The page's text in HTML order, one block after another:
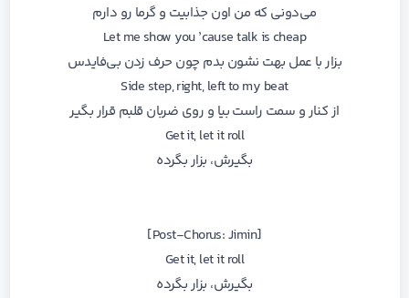
می‌دونی که من اون جذابیت و گرما رو دارم
Let me show you ’cause talk is cheap
بزار با عمل بهت نشون بدم چون حرف زدن بی‌فایدس
Side step, right, left to my beat
از کنار و سمت راست بیا و روی ضربان قلبم قرار بگیر
Get it, let it roll
بگیرش، بزار بگرده
[Post-Chorus: Jimin]
Get it, let it roll
بگیرش، بزار بگرده